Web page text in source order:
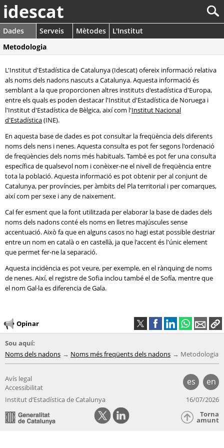
idescat
Dades Serveis Mètodes
L'Institut
Metodologia
L'Institut d'Estadística de Catalunya (Idescat) ofereix informació relativa
als noms dels nadons nascuts a Catalunya. Aquesta informació és
semblant a la que proporcionen altres instituts d'estadística d'Europa,
entre els quals es poden destacar l'Institut d'Estadística de Noruega i
l'Institut d'Estadística de Bèlgica, així com l'Institut Nacional
d'Estadística(INE).
En aquesta base de dades es pot consultar la freqüència dels diferents
noms dels nens i nenes. Aquesta consulta es pot fer segons l'ordenació
de freqüències dels noms més habituals. També es pot fer una consulta
específica de qualsevol nom i conèixer-ne el nivell de freqüència entre
tota la població. Aquesta informació es pot obtenir per al conjunt de
Catalunya, per províncies, per àmbits del Pla territorial i per comarques,
així com per sexe i any de naixement.
Cal fer esment que la font utilitzada per elaborar la base de dades dels
noms dels nadons conté els noms en lletres majúscules sense
accentuació. Això fa que en alguns casos no hagi estat possible destriar
entre un nom en català o en castellà, ja que l'accent és l'únic element
que permet fer-ne la separació.
Aquesta incidència es pot veure, per exemple, en el rànquing de noms
de nenes. Així, el registre de Sofia inclou també el de Sofía, mentre que
el nom Gal·la es diferencia de Gala.
Opinar
Sou aquí:
Noms dels nadons
Noms més freqüents dels nadons Metodologia
es en
Avís legal
Accessibilitat
Institut d’Estadística de Catalunya
16/07/2026
Torna
amunt